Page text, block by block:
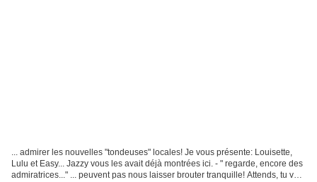
... admirer les nouvelles "tondeuses" locales! Je vous présente: Louisette,
Lulu et Easy... Jazzy vous les avait déjà montrées ici. - " regarde, encore des
admiratrices..." ... peuvent pas nous laisser brouter tranquille! Attends, tu vas